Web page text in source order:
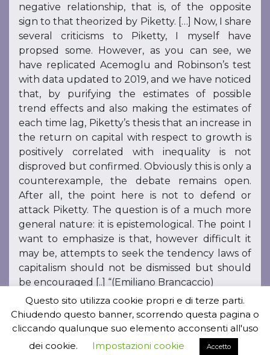
negative relationship, that is, of the opposite
sign to that theorized by Piketty. […] Now, I share
several criticisms to Piketty, I myself have
propsed some. However, as you can see, we
have replicated Acemoglu and Robinson’s test
with data updated to 2019, and we have noticed
that, by purifying the estimates of possible
trend effects and also making the estimates of
each time lag, Piketty’s thesis that an increase in
the return on capital with respect to growth is
positively correlated with inequality is not
disproved but confirmed. Obviously this is only a
counterexample, the debate remains open.
After all, the point here is not to defend or
attack Piketty. The question is of a much more
general nature: it is epistemological. The point I
want to emphasize is that, however difficult it
may be, attempts to seek the tendency laws of
capitalism should not be dismissed but should
be encouraged [..] “(Emiliano Brancaccio)
Questo sito utilizza cookie propri e di terze parti.
Chiudendo questo banner, scorrendo questa pagina o
cliccando qualunque suo elemento acconsenti all'uso
dei cookie.
Impostazioni cookie Accetto